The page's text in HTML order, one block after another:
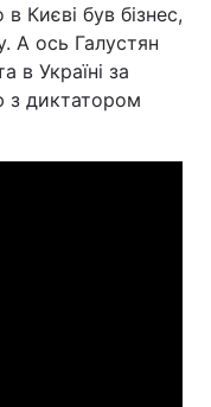
Києві був бізнес,
А ось Галустян
в Україні за
з диктатором